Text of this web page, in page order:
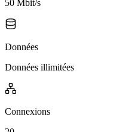
50 Mbit/s
Données
Données illimitées
Connexions